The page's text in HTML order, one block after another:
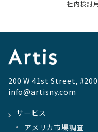
社内検討
200 W 41st Street,
info@artisny.com
サービス
アメリカ市場調査